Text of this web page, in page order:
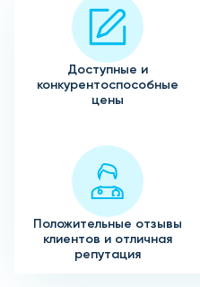
Доступные и
конкурентоспособные
цены
Положительные отзывы
клиентов и отличная
репутация